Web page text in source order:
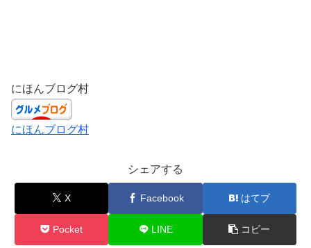
にほんブログ村
にほんブログ村
シェアする
X Facebook はてブ
Pocket LINE コピー